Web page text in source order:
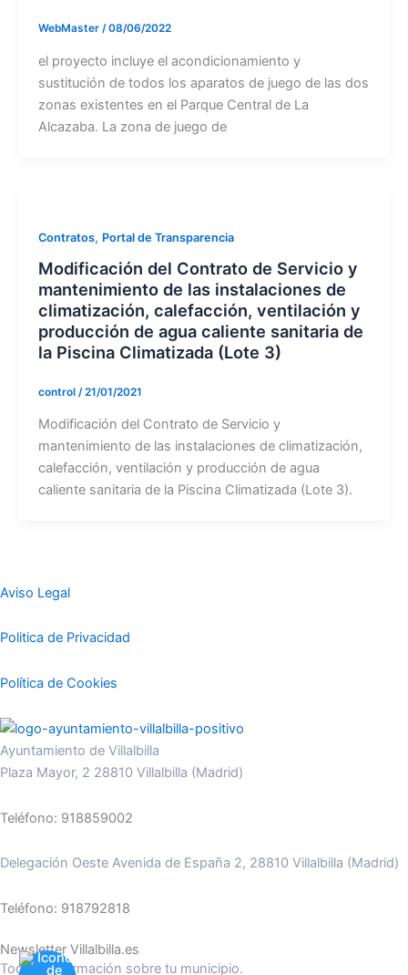
WebMaster /08/06/2022
el proyecto incluye el acondicionamiento y
sustitución de todos los aparatos de juego de las dos
zonas existentes en el Parque Central de La
Alcazaba. La zona de juego de
Contratos, Portal de Transparencia
Modificación del Contrato de Servicio y
mantenimiento de las instalaciones de
climatización, calefacción, ventilación y
producción de agua caliente sanitaria de
la Piscina Climatizada (Lote 3)
control /21/01/2021
Modificación del Contrato de Servicio y
mantenimiento de las instalaciones de climatización,
calefacción, ventilación y producción de agua
caliente sanitaria de la Piscina Climatizada (Lote 3).
Aviso Legal
Politica de Privacidad
Política de Cookies
Ayuntamiento de Villalbilla
Plaza Mayor, 2 28810 Villalbilla (Madrid)
Teléfono: 918859002
Delegación Oeste Avenida de España 2, 28810 Villalbilla (Madrid)
Teléfono: 918792818
Newsletter Villalbilla.es
Toda la información sobre tu municipio.